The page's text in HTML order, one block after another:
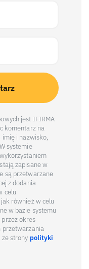
jest IFIRMA
komentarz na
imię i nazwisko,
systemie
zapisane w
są przetwarzane
z dodania
celu
również w celu
w bazie systemu
okres
przetwarzania
ze strony polityki